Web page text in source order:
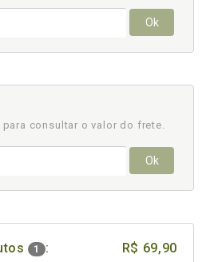
Ok
para consultar o valor do frete.
Ok
1 : R$ 69,90